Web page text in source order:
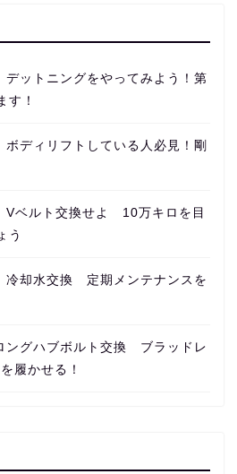
ットニングをやってみよう！第
す！
ディリフトしている人必見！剛
ベルト交換せよ 10万キロを目
う
却水交換 定期メンテナンスを
ングハブボルト交換 ブラッドレ
履かせる！